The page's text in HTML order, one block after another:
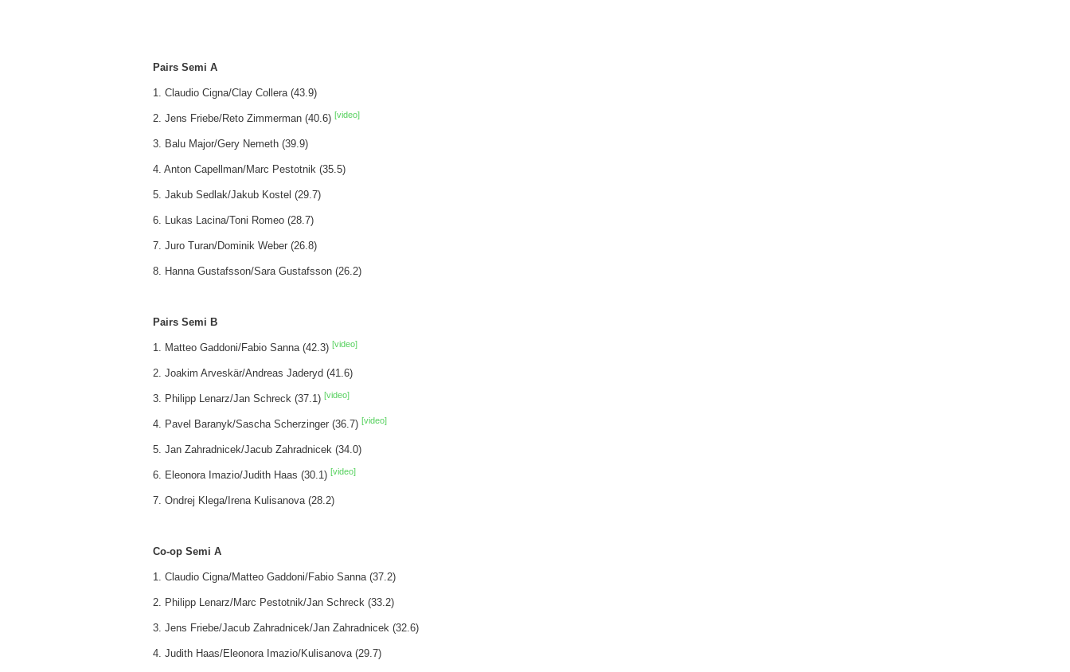
Pairs Semi A
1. Claudio Cigna/Clay Collera (43.9)
2. Jens Friebe/Reto Zimmerman (40.6) [video]
3. Balu Major/Gery Nemeth (39.9)
4. Anton Capellman/Marc Pestotnik (35.5)
5. Jakub Sedlak/Jakub Kostel (29.7)
6. Lukas Lacina/Toni Romeo (28.7)
7. Juro Turan/Dominik Weber (26.8)
8. Hanna Gustafsson/Sara Gustafsson (26.2)
Pairs Semi B
1. Matteo Gaddoni/Fabio Sanna (42.3) [video]
2. Joakim Arveskär/Andreas Jaderyd (41.6)
3. Philipp Lenarz/Jan Schreck (37.1) [video]
4. Pavel Baranyk/Sascha Scherzinger (36.7) [video]
5. Jan Zahradnicek/Jacub Zahradnicek (34.0)
6. Eleonora Imazio/Judith Haas (30.1) [video]
7. Ondrej Klega/Irena Kulisanova (28.2)
Co-op Semi A
1. Claudio Cigna/Matteo Gaddoni/Fabio Sanna (37.2)
2. Philipp Lenarz/Marc Pestotnik/Jan Schreck (33.2)
3. Jens Friebe/Jacub Zahradnicek/Jan Zahradnicek (32.6)
4. Judith Haas/Eleonora Imazio/Kulisanova (29.7)